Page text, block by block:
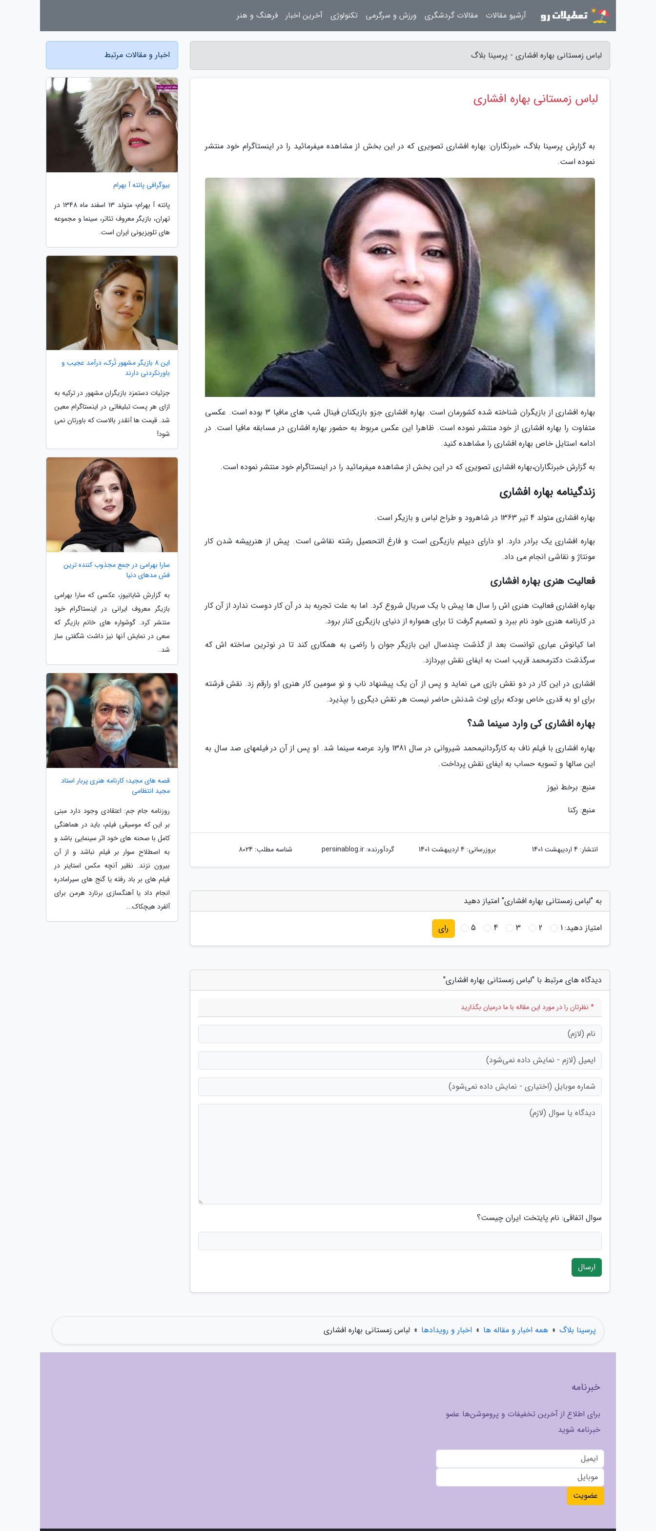
لباس زمستانی بهاره افشاری - پرسینا بلاگ
لباس زمستانی بهاره افشاری
به گزارش پرسینا بلاگ، خبرنگاران: بهاره افشاری تصویری که در این بخش از مشاهده میفرمائید را در اینستاگرام خود منتشر
نموده است.
بهاره افشاری از بازیگران شناخته شده کشورمان است. بهاره افشاری جزو بازیکنان فینال شب های مافیا 3 بوده است. عکسی
متفاوت را بهاره افشاری از خود منتشر نموده است. ظاهرا این عکس مربوط به حضور بهاره افشاری در مسابقه مافیا است. در
ادامه استایل خاص بهاره افشاری را مشاهده کنید.
به گزارش خبرنگاران،بهاره افشاری تصویری که در این بخش از مشاهده میفرمائید را در اینستاگرام خود منتشر نموده است.
زندگینامه بهاره افشاری
بهاره افشاری متولد 4 تیر 1363 در شاهرود و طراح لباس و بازیگر است.
بهاره افشاری یک برادر دارد. او دارای دیپلم بازیگری است و فارغ التحصیل رشته نقاشی است. پیش از هنرپیشه شدن کار
مونتاژ و نقاشی انجام می داد.
فعالیت هنری بهاره افشاری
بهاره افشاری فعالیت هنری اش را سال ها پیش با یک سریال شروع کرد. اما به علت تجربه بد در آن کار دوست ندارد از آن کار
در کارنامه هنری خود نام ببرد و تصمیم گرفت تا برای همواره از دنیای بازیگری کنار برود.
اما کیانوش عیاری توانست بعد از گذشت چندسال این بازیگر جوان را راضی به همکاری کند تا در نوترین ساخته اش که
سرگذشت دکترمحمد قریب است به ایفای نقش بپردازد.
افشاری در این کار در دو نقش بازی می نماید و پس از آن یک پیشنهاد ناب و نو سومین کار هنری او رارقم زد. نقش فرشته
برای او به قدری خاص بودکه برای لوث شدنش حاضر نیست هر نقش دیگری را بپذیرد.
بهاره افشاری کی وارد سینما شد؟
بهاره افشاری با فیلم ناف به کارگردانیمحمد شیروانی در سال 1381 وارد عرصه سینما شد. او پس از آن در فیلمهای صد سال به
این سالها و تسویه حساب به ایفای نقش پرداخت.
منبع: برخط نیوز
منبع: رکنا
انتشار: 4 اردیبهشت 1401 بروزرسانی: 4 اردیبهشت 1401 گردآورنده:persinablog.ir شناسه مطلب: 8024
به "لباس زمستانی بهاره افشاری" امتیاز دهید
امتیاز دهید:1
2
3
4
5 رای
دیدگاه های مرتبط با "لباس زمستانی بهاره افشاری"
* نظرتان را در مورد این مقاله با ما درمیان بگذارید
سوال اتفاقی: نام پایتخت ایران چیست؟
ارسال
اخبار و مقالات مرتبط
بیوگرافی پانته آ بهرام
پانته آ بهرام؛ متولد 13 اسفند ماه 1348 در
تهران، بازیگر معروف تئاتر، سینما و مجموعه
های تلویزیونی ایران است.
این 8 بازیگر مشهور تُرک، درآمد عجیب و
باورنکردنی دارند
جزئیات دستمزد بازیگران مشهور در ترکیه به
ازای هر پست تبلیغاتی در اینستاگرام معین
شد. قیمت ها آنقدر بالاست که باورتان نمی
شود!
سارا بهرامی در جمع مجذوب کننده ترین
فش مدهای دنیا
به گزارش شایانیوز، عکسی که سارا بهرامی
بازیگر معروف ایرانی در اینستاگرام خود
منتشر کرد. گوشواره های خانم بازیگر که
سعی در نمایش آنها نیز داشت شگفتی ساز
شد.
قصه های مجید؛ کارنامه هنری پربار استاد
مجید انتظامی
روزنامه جام جم: اعتقادی وجود دارد مبنی
بر این که موسیقی فیلم، باید در هماهنگی
کامل با صحنه های خود اثر سینمایی باشد و
به اصطلاح سوار بر فیلم نباشد و از آن
بیرون نزند. نظیر آنچه مکس استاینر در
فیلم های بر باد رفته یا گنج های سیرامادره
انجام داد یا آهنگسازی برنارد هرمن برای
آلفرد هیچکاک...
پرسینا بلاگ » همه اخبار و مقاله ها » اخبار و رویدادها » لباس زمستانی بهاره افشاری
آرشیو مقالات مقالات گردشگری ورزش و سرگرمی تکنولوژی آخرین اخبار فرهنگ و هنر
خبرنامه
برای اطلاع از آخرین تخفیفات و پروموشن‌ها عضو
خبرنامه شوید
عضویت